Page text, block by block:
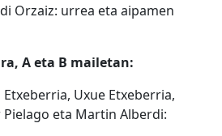
Orzaiz: urrea eta aipamen
A eta B mailetan:
Uxue Etxeberria,
eta Martin Alberdi: